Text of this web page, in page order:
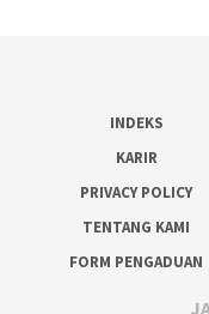
INDEKS
KARIR
PRIVACY POLICY
TENTANG KAMI
FORM PENGADUAN